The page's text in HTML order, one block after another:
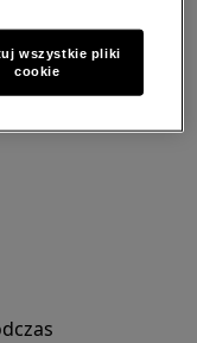
wszystkie pliki
cookie